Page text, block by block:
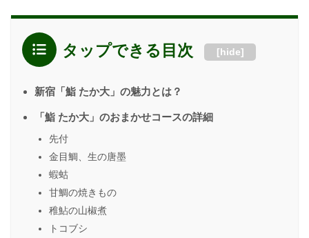
タップできる目次 [hide]
新宿「鮨 たか大」の魅力とは？
「鮨 たか大」のおまかせコースの詳細
先付
金目鯛、生の唐墨
蝦蛄
甘鯛の焼きもの
稚鮎の山椒煮
トコブシ